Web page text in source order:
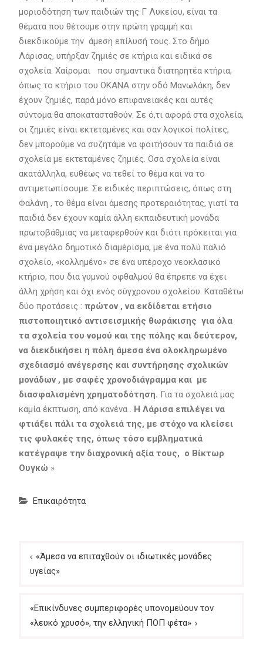
μοριοδότηση των παιδιών της Γ Λυκείου, είναι τα
θέματα που θέτουμε στην πρώτη γραμμή και
διεκδικούμε την άμεση επίλυσή τους. Στο δήμο
Λάρισας, υπήρξαν ζημιές σε κτήρια και ειδικά σε
σχολεία. Χαίρομαι που σημαντικά διατηρητέα κτήρια,
όπως το κτήριο του ΟΚΑΝΑ στην οδό Μανωλάκη, δεν
έχουν ζημιές, παρά μόνο επιφανειακές και αυτές
σύντομα θα αποκατασταθούν. Σε ό,τι αφορά στα σχολεία,
οι ζημιές είναι εκτεταμένες και σαν λογικοί πολίτες,
δεν μπορούμε να συζητάμε να φοιτήσουν τα παιδιά σε
σχολεία με εκτεταμένες ζημιές. Οσα σχολεία είναι
ακατάλληλα, ευθέως να τεθεί το θέμα και να το
αντιμετωπίσουμε. Σε ειδικές περιπτώσεις, όπως στη
Φαλάνη , το θέμα είναι άμεσης προτεραιότητας, γιατί τα
παιδιά δεν έχουν καμία άλλη εκπαιδευτική μονάδα
πρωτοβάθμιας να μεταφερθούν και διότι πρόκειται για
ένα μεγάλο δημοτικό διαμέρισμα, με ένα πολύ παλιό
σχολείο, «κολλημένο» σε ένα υπέροχο νεοκλασικό
κτήριο, που δια γυμνού οφθαλμού θα έπρεπε να έχει
άλλη χρήση και όχι ενός σύγχρονου σχολείου. Καταθέτω
δύο προτάσεις : πρώτον , να εκδίδεται ετήσιο
πιστοποιητικό αντισεισμικής θωράκισης για όλα
τα σχολεία του νομού και της πόλης και δεύτερον,
να διεκδικήσει η πόλη άμεσα ένα ολοκληρωμένο
σχεδιασμό ανέγερσης και συντήρησης σχολικών
μονάδων , με σαφές χρονοδιάγραμμα και με
διασφαλισμένη χρηματοδότηση. Για τα σχολειά μας
καμία έκπτωση, από κανένα . Η Λάρισα επιλέγει να
φτιάξει πάλι τα σχολειά της, με στόχο να κλείσει
τις φυλακές της, όπως τόσο εμβληματικά
κατέγραψε την διαχρονική αξία τους, ο Βίκτωρ
Ουγκώ »
Επικαιρότητα
Πλοήγηση
άρθρων
«Άμεσα να επιταχθούν οι ιδιωτικές μονάδες
υγείας»
«Επικίνδυνες συμπεριφορές υπονομεύουν τον
«λευκό χρυσό», την ελληνική ΠΟΠ φέτα»